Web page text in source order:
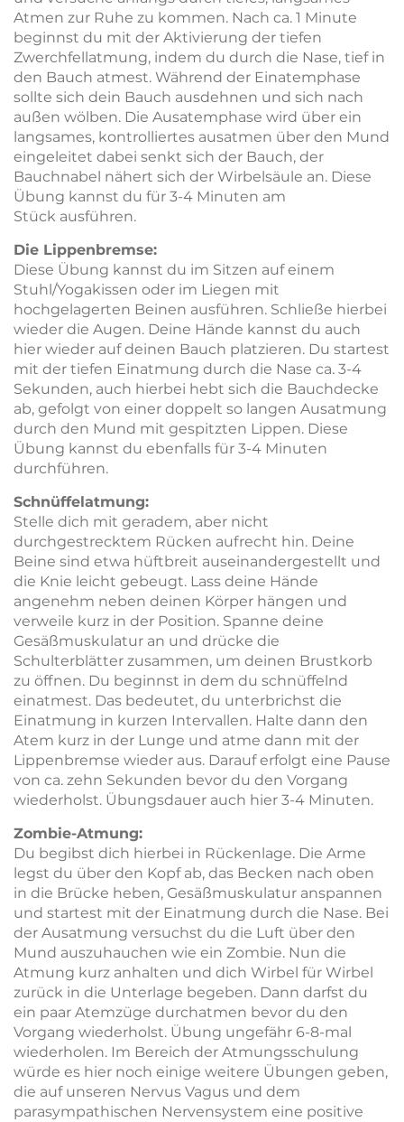
Atmen zur Ruhe zu kommen. Nach ca. 1 Minute
beginnst du mit der Aktivierung der tiefen
Zwerchfellatmung, indem du durch die Nase, tief in
den Bauch atmest. Während der Einatemphase
sollte sich dein Bauch ausdehnen und sich nach
außen wölben. Die Ausatemphase wird über ein
langsames, kontrolliertes ausatmen über den Mund
eingeleitet dabei senkt sich der Bauch, der
Bauchnabel nähert sich der Wirbelsäule an. Diese
Übung kannst du für 3-4 Minuten am
Stück ausführen.
Die Lippenbremse:
Diese Übung kannst du im Sitzen auf einem
Stuhl/Yogakissen oder im Liegen mit
hochgelagerten Beinen ausführen. Schließe hierbei
wieder die Augen. Deine Hände kannst du auch
hier wieder auf deinen Bauch platzieren. Du startest
mit der tiefen Einatmung durch die Nase ca. 3-4
Sekunden, auch hierbei hebt sich die Bauchdecke
ab, gefolgt von einer doppelt so langen Ausatmung
durch den Mund mit gespitzten Lippen. Diese
Übung kannst du ebenfalls für 3-4 Minuten
durchführen.
Schnüffelatmung:
Stelle dich mit geradem, aber nicht
durchgestrecktem Rücken aufrecht hin. Deine
Beine sind etwa hüftbreit auseinandergestellt und
die Knie leicht gebeugt. Lass deine Hände
angenehm neben deinen Körper hängen und
verweile kurz in der Position. Spanne deine
Gesäßmuskulatur an und drücke die
Schulterblätter zusammen, um deinen Brustkorb
zu öffnen. Du beginnst in dem du schnüffelnd
einatmest. Das bedeutet, du unterbrichst die
Einatmung in kurzen Intervallen. Halte dann den
Atem kurz in der Lunge und atme dann mit der
Lippenbremse wieder aus. Darauf erfolgt eine Pause
von ca. zehn Sekunden bevor du den Vorgang
wiederholst. Übungsdauer auch hier 3-4 Minuten.
Zombie-Atmung:
Du begibst dich hierbei in Rückenlage. Die Arme
legst du über den Kopf ab, das Becken nach oben
in die Brücke heben, Gesäßmuskulatur anspannen
und startest mit der Einatmung durch die Nase. Bei
der Ausatmung versuchst du die Luft über den
Mund auszuhauchen wie ein Zombie. Nun die
Atmung kurz anhalten und dich Wirbel für Wirbel
zurück in die Unterlage begeben. Dann darfst du
ein paar Atemzüge durchatmen bevor du den
Vorgang wiederholst. Übung ungefähr 6-8-mal
wiederholen. Im Bereich der Atmungsschulung
würde es hier noch einige weitere Übungen geben,
die auf unseren Nervus Vagus und dem
parasympathischen Nervensystem eine positive